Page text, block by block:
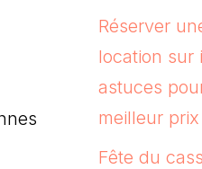
Réserver
location sur
astuces
meilleur prix
Fête du